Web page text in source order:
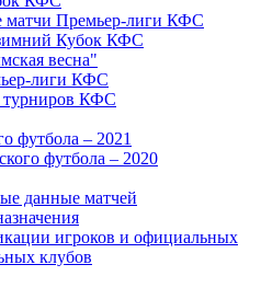
матчи Премьер-лиги КФС
Кубок КФС
весна"
лиги КФС
турниров КФС
футбола – 2021
футбола – 2020
данные матчей
игроков и официальных
клубов